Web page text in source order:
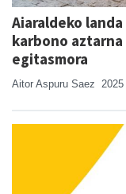
Aiaraldeko
karbono
egitasmora
Aitor Aspuru Saez